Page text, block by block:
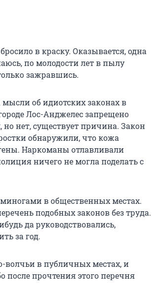
в краску. Оказывается, одна
по молодости лет в пылу
зажравшись.
об идиотских законах в
Лос-Анджелес запрещено
нет, существует причина. Закон
обнаружили, что кожа
Наркоманы отлавливали
ничего не могла поделать с
в общественных местах.
подобных законов без труда.
да руководствовались,
за год.
волчьи в публичных местах, и
после прочтения этого перечня